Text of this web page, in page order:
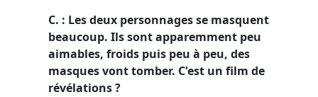
C. : Les deux personnages se masquent
beaucoup. Ils sont apparemment peu
aimables, froids puis peu à peu, des
masques vont tomber. C'est un film de
révélations ?